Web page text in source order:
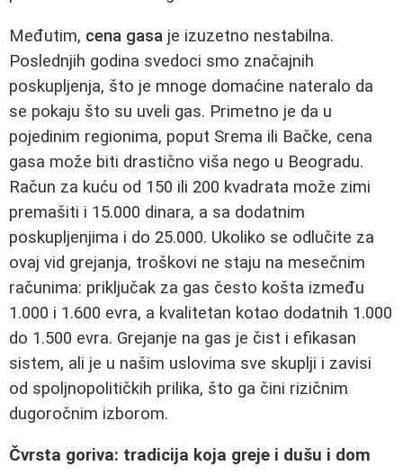
Međutim, cena gasa je izuzetno nestabilna.
Poslednjih godina svedoci smo značajnih
poskupljenja, što je mnoge domaćine nateralo da
se pokaju što su uveli gas. Primetno je da u
pojedinim regionima, poput Srema ili Bačke, cena
gasa može biti drastično viša nego u Beogradu.
Račun za kuću od 150 ili 200 kvadrata može zimi
premašiti i 15.000 dinara, a sa dodatnim
poskupljenjima i do 25.000. Ukoliko se odlučite za
ovaj vid grejanja, troškovi ne staju na mesečnim
računima: priključak za gas često košta između
1.000 i 1.600 evra, a kvalitetan kotao dodatnih 1.000
do 1.500 evra. Grejanje na gas je čist i efikasan
sistem, ali je u našim uslovima sve skuplji i zavisi
od spoljnopolitičkih prilika, što ga čini rizičnim
dugoročnim izborom.
Čvrsta goriva: tradicija koja greje i dušu i dom